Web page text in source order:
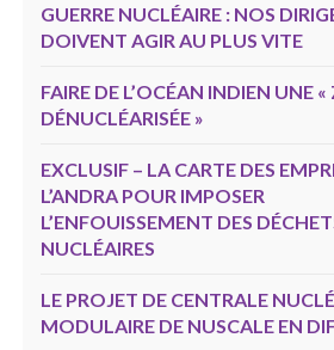
GUERRE NUCLÉAIRE : NOS
DOIVENT AGIR AU PLUS VITE
FAIRE DE L’OCÉAN INDIEN UNE
DÉNUCLÉARISÉE »
EXCLUSIF – LA CARTE DES
L’ANDRA POUR IMPOSER
L’ENFOUISSEMENT DES
NUCLÉAIRES
LE PROJET DE CENTRALE
MODULAIRE DE NUSCALE EN